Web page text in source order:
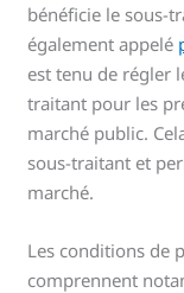
bénéficie le sous-
également appelé
est tenu de régler
traitant pour les
marché public.
sous-traitant et
marché.
Les conditions de
comprennent